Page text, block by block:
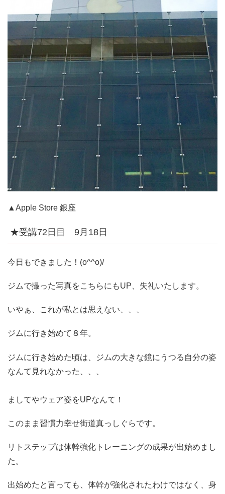
▲Apple Store 銀座
★受講72日目 9月18日
今日もできました！(o^^o)/
ジムで撮った写真をこちらにもUP、失礼いたします。
いやぁ、これが私とは思えない、、、
ジムに行き始めて８年。
ジムに行き始めた頃は、ジムの大きな鏡にうつる自分の姿
なんて見れなかった、、、
ましてやウェア姿をUPなんて！
このまま習慣力幸せ街道真っしぐらです。
リトステップは体幹強化トレーニングの成果が出始めまし
た。
出始めたと言っても、体幹が強化されたわけではなく、身